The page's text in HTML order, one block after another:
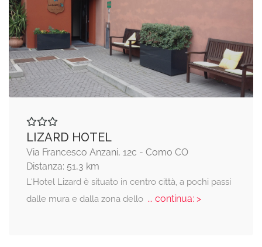
LIZARD HOTEL
Via Francesco Anzani, 12c - Como CO
Distanza: 51,3 km
L‘Hotel Lizard è situato in centro città, a pochi passi
dalle mura e dalla zona dello... continua: >